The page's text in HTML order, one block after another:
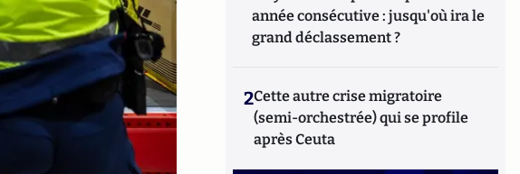
année consécutive : jusqu'où ira le
grand déclassement ?
2Cette autre crise migratoire
(semi-orchestrée) qui se profile
après Ceuta